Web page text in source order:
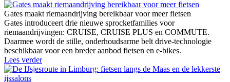
Gates maakt riemaandrijving bereikbaar voor meer fietsen
Gates introduceert drie nieuwe sprocketfamilies voor
riemaandrijvingen: CRUISE, CRUISE PLUS en COMMUTE.
Daarmee wordt de stille, onderhoudsarme belt drive-technologie
beschikbaar voor een breder aanbod fietsen en e-bikes.
Lees verder